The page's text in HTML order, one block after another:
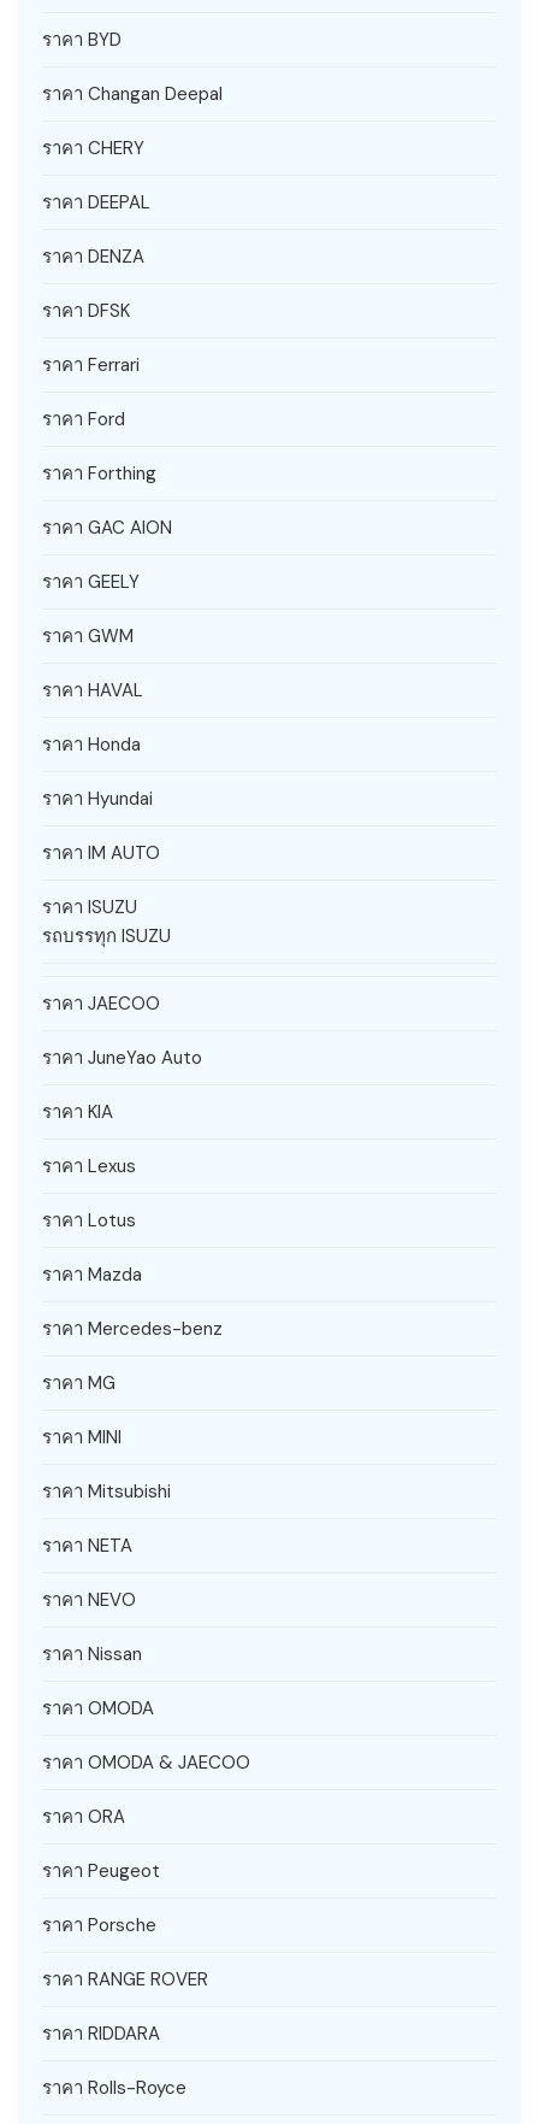
ราคา BYD
ราคา Changan Deepal
ราคา CHERY
ราคา DEEPAL
ราคา DENZA
ราคา DFSK
ราคา Ferrari
ราคา Ford
ราคา Forthing
ราคา GAC AION
ราคา GEELY
ราคา GWM
ราคา HAVAL
ราคา Honda
ราคา Hyundai
ราคา IM AUTO
ราคา ISUZU
รถบรรทุก ISUZU
ราคา JAECOO
ราคา JuneYao Auto
ราคา KIA
ราคา Lexus
ราคา Lotus
ราคา Mazda
ราคา Mercedes-benz
ราคา MG
ราคา MINI
ราคา Mitsubishi
ราคา NETA
ราคา NEVO
ราคา Nissan
ราคา OMODA
ราคา OMODA & JAECOO
ราคา ORA
ราคา Peugeot
ราคา Porsche
ราคา RANGE ROVER
ราคา RIDDARA
ราคา Rolls-Royce